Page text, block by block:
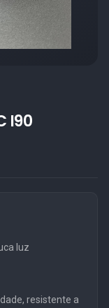
I90
luz
resistente a